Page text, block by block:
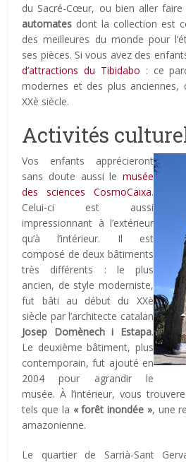
du Sacré-Cœur, ou bien aller
automates dont la collection est
des meilleures du monde pour
ses pièces. Si vous avez des
d’attractions du Tibidabo : ce
modernes et des plus
XXè siècle.
Activités
Vos enfants apprécieront
sans doute aussi le musée
des sciences CosmoCaixa.
Celui-ci est aussi
impressionnant à l’extérieur
qu’à l’intérieur. Il est
composé de deux bâtiments
très différents : le plus
ancien, de style moderniste,
fut bâti au début du XXè
siècle par l’architecte catalan
Josep Domènech i Estapa.
Le deuxième bâtiment, plus
contemporain, fut ajouté en
2004 pour agrandir le
musée. À l’intérieur, vous
tels que la « forêt inondée », une
amazonienne.
Le quartier de Sarrià-Sant